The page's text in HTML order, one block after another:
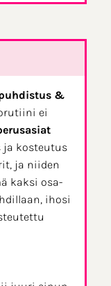
&
ei
ja kosteutus
ja niiden
kaksi osa-
ihosi